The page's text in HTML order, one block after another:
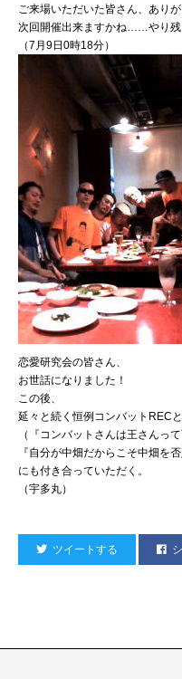
ご来場いただいた皆さん、あり
次回開催出来ますかね……やり残
（7月9日0時18分）
恋愛研究会の皆さん、
お世話になりました！
この後、
延々と続く恒例コンバットREC
（『コンバットさんは王さんっ
『自分が中畑だからこそ中畑を
にも付き合っていただく。
（宇多丸）
ツイートする